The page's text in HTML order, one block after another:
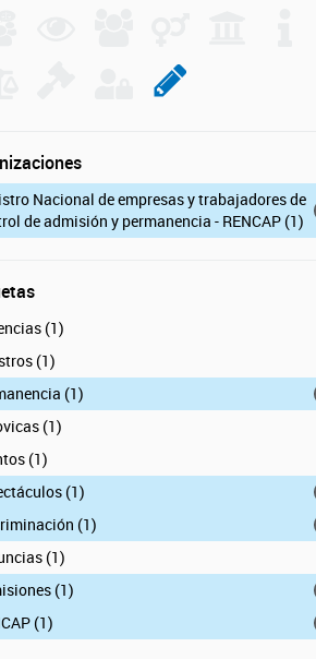
Nacional de empresas y trabajadores de
de admisión y permanencia - RENCAP (1)
(1)
(1)
(1)
(1)
(1)
(1)
(1)
(1)
(1)
(1)